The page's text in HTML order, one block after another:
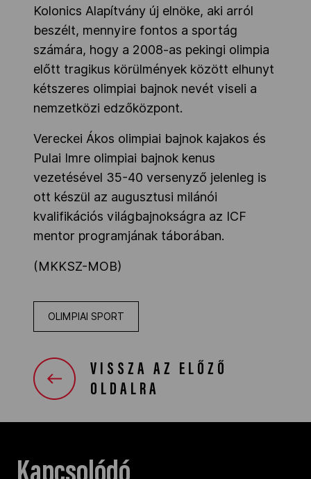
Kolonics Alapítvány új elnöke, aki arról
beszélt, mennyire fontos a sportág
számára, hogy a 2008-as pekingi olimpia
előtt tragikus körülmények között elhunyt
kétszeres olimpiai bajnok nevét viseli a
nemzetközi edzőközpont.
Vereckei Ákos olimpiai bajnok kajakos és
Pulai Imre olimpiai bajnok kenus
vezetésével 35-40 versenyző jelenleg is
ott készül az augusztusi milánói
kvalifikációs világbajnokságra az ICF
mentor programjának táborában.
(MKKSZ-MOB)
OLIMPIAI SPORT
VISSZA AZ ELŐZŐ
OLDALRA